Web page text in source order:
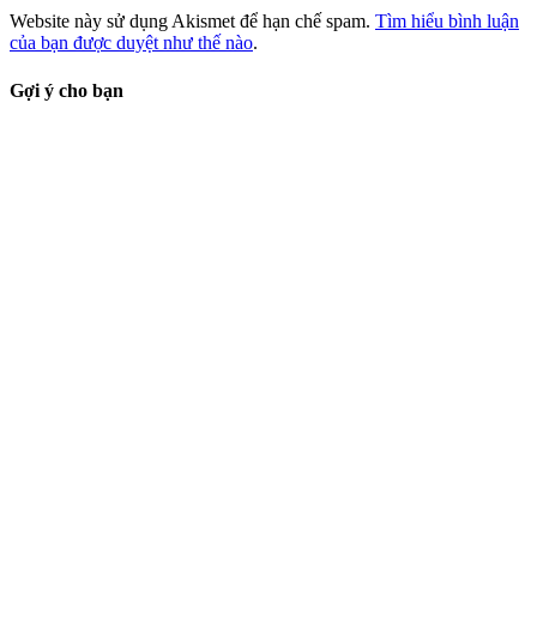
Website này sử dụng Akismet để hạn chế spam. Tìm hiểu bình luận
của bạn được duyệt như thế nào.
Gợi ý cho bạn